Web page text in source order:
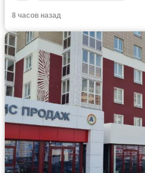
8 часов назад